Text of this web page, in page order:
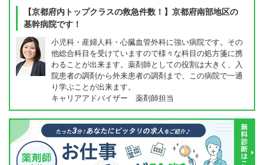
【京都府内トップクラスの救急件数！】京都府南部地区の
基幹病院です！
小児科・産婦人科・心臓血管外科に強い病院です。その
他総合科目を受けていますので様々な科目の処方箋に携
わることが出来ます。薬剤師としての役割は大きく、入
院患者の調剤から外来患者の調剤まで、この病院で一通
り学ぶことが出来ます。
キャリアアドバイザー 薬剤師担当